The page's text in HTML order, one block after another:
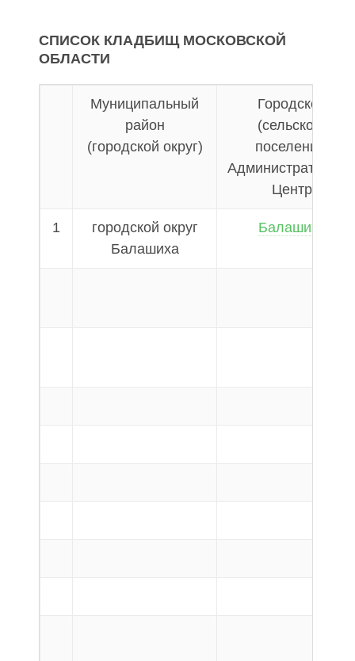
СПИСОК КЛАДБИЩ МОСКОВСКОЙ
ОБЛАСТИ
Муниципальный
район
(городской округ)
Городское
(сельское)
поселение,
Центр
1
городской округ
Балашиха
Балашиха